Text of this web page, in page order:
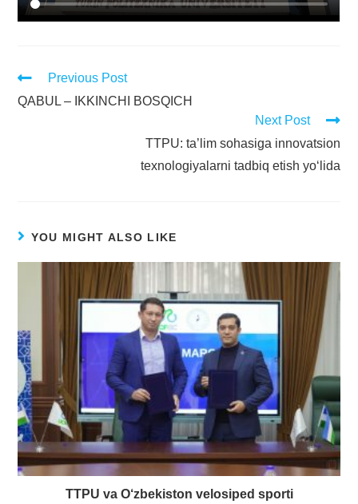
Previous Post
QABUL – IKKINCHI BOSQICH
Next Post
TTPU: ta’lim sohasiga innovatsion
texnologiyalarni tadbiq etish yo‘lida
YOU MIGHT ALSO LIKE
TTPU va O‘zbekiston velosiped sporti